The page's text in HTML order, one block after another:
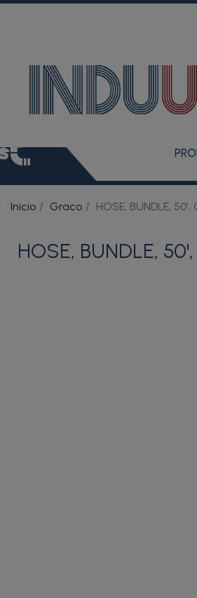
Inicio Graco HOSE, BUNDLE,
HOSE, BUNDLE,